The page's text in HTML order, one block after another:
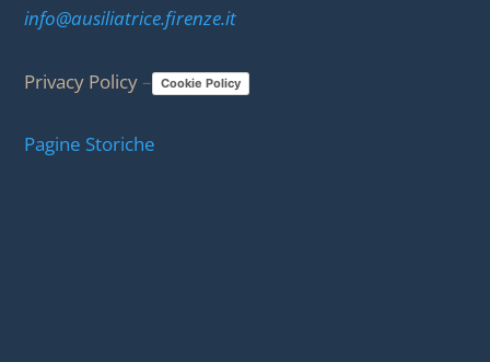
info@ausiliatrice.firenze.it
Privacy Policy – Cookie Policy
Pagine Storiche